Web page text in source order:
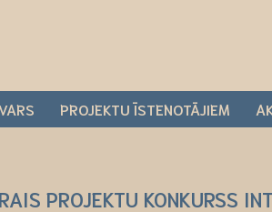
PROJEKTU ĪSTENOTĀJIEM
PROJEKTU KONKURSS